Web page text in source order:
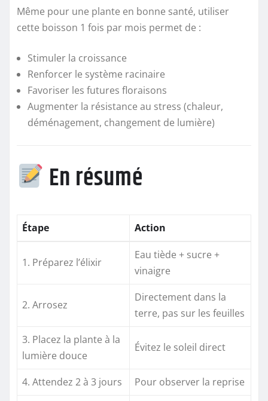
Même pour une plante en bonne santé, utiliser
cette boisson 1 fois par mois permet de :
Stimuler la croissance
Renforcer le système racinaire
Favoriser les futures floraisons
Augmenter la résistance au stress (chaleur,
déménagement, changement de lumière)
En résumé
Étape Action
1. Préparez l’élixir
Eau tiède + sucre +
vinaigre
2. Arrosez
Directement dans la
terre, pas sur les feuilles
3. Placez la plante à la
lumière douce
Évitez le soleil direct
4. Attendez 2 à 3 jours
Pour observer la reprise